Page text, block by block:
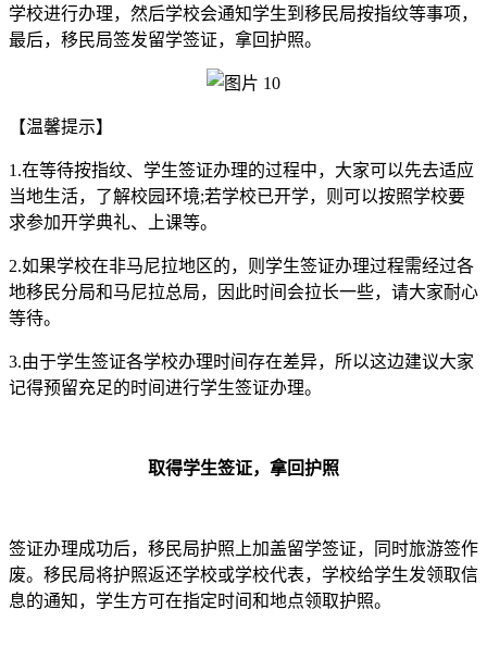
学校进行办理，然后学校会通知学生到移民局按指纹等事项，
最后，移民局签发留学签证，拿回护照。
【温馨提示】
1.在等待按指纹、学生签证办理的过程中，大家可以先去适应
当地生活，了解校园环境;若学校已开学，则可以按照学校要
求参加开学典礼、上课等。
2.如果学校在非马尼拉地区的，则学生签证办理过程需经过各
地移民分局和马尼拉总局，因此时间会拉长一些，请大家耐心
等待。
3.由于学生签证各学校办理时间存在差异，所以这边建议大家
记得预留充足的时间进行学生签证办理。
取得学生签证，拿回护照
签证办理成功后，移民局护照上加盖留学签证，同时旅游签作
废。移民局将护照返还学校或学校代表，学校给学生发领取信
息的通知，学生方可在指定时间和地点领取护照。